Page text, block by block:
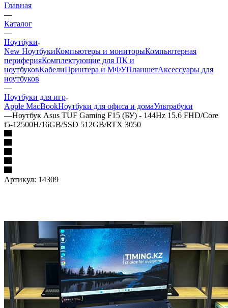
Главная
—
Каталог
—
Ноутбуки
New НоутбукиКомпьютеры и мониторыКомпьютерная
периферияКомплектующие для ПК и
ноутбуковКабелиПринтера и МФУПланшетАксессуары для
ноутбуков
—
Ноутбуки для игр
Apple MacBookНоутбуки для офиса и домаУльтрабуки
—Ноутбук Asus TUF Gaming F15 (БУ) - 144Hz 15.6 FHD/Core
i5-12500H/16GB/SSD 512GB/RTX 3050
Артикул: 14309